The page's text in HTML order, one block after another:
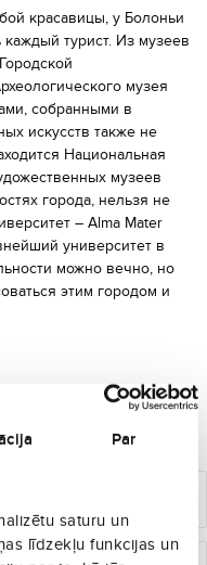
Par
saturu un
līdzekļu funkcijas un
красавицы, у Болоньи
турист. Из музеев
музея
собранными в
искусств также не
Национальная
музеев
города, нельзя не
– Alma Mater
университет в
можно вечно, но
этим городом и
в Болонья